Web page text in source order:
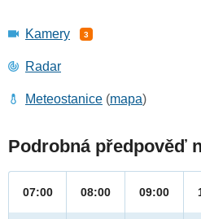
Kamery 3
Radar
Meteostanice (mapa)
Podrobná předpověď
07:00 08:00 09:00